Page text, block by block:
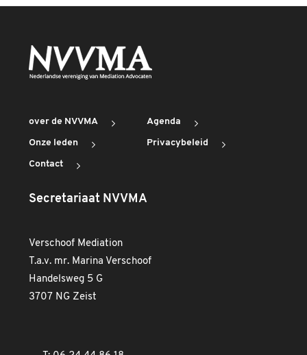
over de NVVMA Agenda
Onze leden Privacybeleid
Contact
Secretariaat NVVMA
Verschoof Mediation
T.a.v. mr. Marina Verschoof
Handelsweg 5 G
3707 NG Zeist